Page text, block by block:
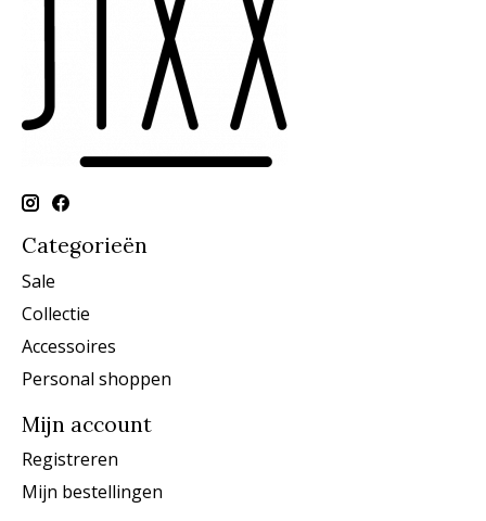
Categorieën
Sale
Collectie
Accessoires
Personal shoppen
Mijn account
Registreren
Mijn bestellingen